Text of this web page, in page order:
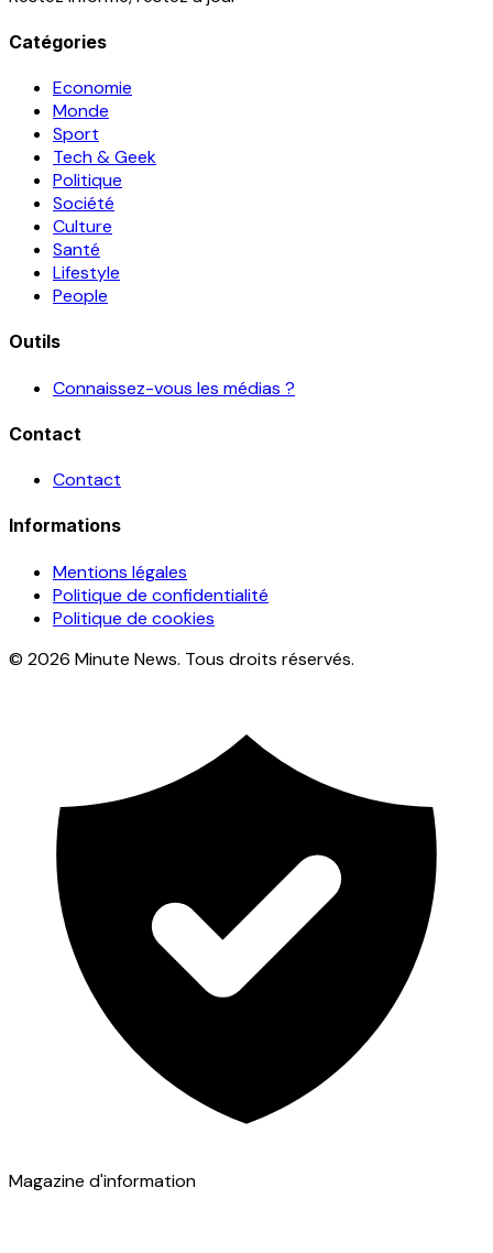
Catégories
Economie
Monde
Sport
Tech & Geek
Politique
Société
Culture
Santé
Lifestyle
People
Outils
Connaissez-vous les médias ?
Contact
Contact
Informations
Mentions légales
Politique de confidentialité
Politique de cookies
© 2026 Minute News. Tous droits réservés.
Magazine d'information